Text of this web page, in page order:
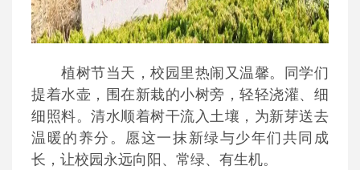
植树节当天，校园里热闹又温馨。同学们
提着水壶，围在新栽的小树旁，轻轻浇灌、细
细照料。清水顺着树干流入土壤，为新芽送去
温暖的养分。愿这一抹新绿与少年们共同成
长，让校园永远向阳、常绿、有生机。